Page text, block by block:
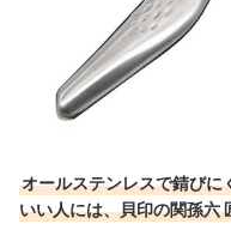
オールステンレスで錆びに
いい人には、貝印の関孫六